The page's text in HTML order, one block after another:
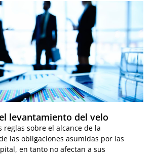
levantamiento del velo
reglas sobre el alcance de la
las obligaciones asumidas por las
en tanto no afectan a sus